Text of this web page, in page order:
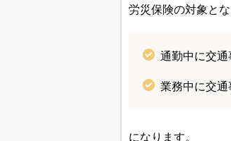
労災保険の対象とな
通勤中に交
業務中に交
になります。